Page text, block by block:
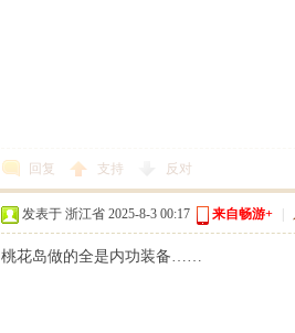
回复 支持 反对
发表于 浙江省 2025-8-3 00:17 来自畅游+
桃花岛做的全是内功装备……